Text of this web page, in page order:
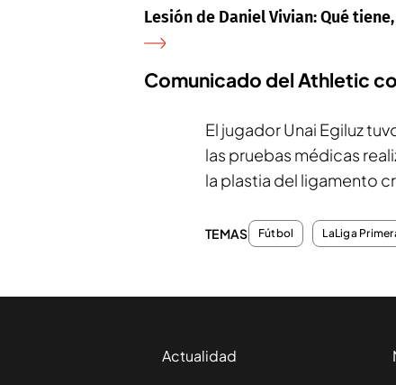
Lesión de Daniel Vivian: Qué
Comunicado del Athletic
El jugador Unai Egiluz
las pruebas médicas
la plastia del ligamento
TEMAS Fútbol LaLiga
Actualidad